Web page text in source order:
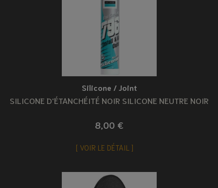
Silicone / Joint
SILICONE D'ÉTANCHÉITÉ NOIR SILICONE NEUTRE NOIR
8,00 €
VOIR LE DÉTAIL